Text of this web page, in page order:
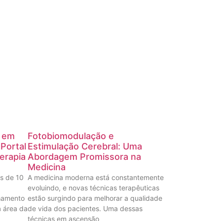
de 10
área da
Fotobiomodulação e
Estimulação Cerebral: Uma
Abordagem Promissora na
Medicina
A medicina moderna está constantemente
evoluindo, e novas técnicas terapêuticas
estão surgindo para melhorar a qualidade
de vida dos pacientes. Uma dessas
técnicas em ascensão